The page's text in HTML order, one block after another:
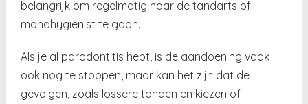
belangrijk om regelmatig naar de tandarts of
mondhygiënist te gaan.
Als je al parodontitis hebt, is de aandoening vaak
ook nog te stoppen, maar kan het zijn dat de
gevolgen, zoals lossere tanden en kiezen of